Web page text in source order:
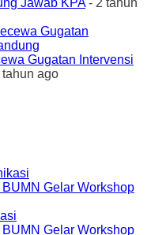
Jawab KPA- 2 tahun
Gugatan Intervensi
tahun ago
Gelar Workshop